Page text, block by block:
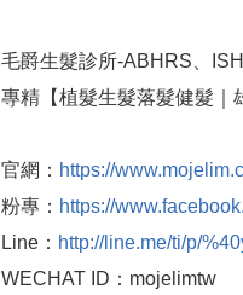
毛爵生髮診所-ABHRS、
專精【植髮生髮落髮健髮｜
官網： https://
粉專： https://
Line： http://line.me/ti/p/
WECHAT ID：mojelimtw